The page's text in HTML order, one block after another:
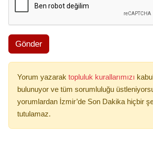
Gönder
Yorum yazarak topluluk kurallarımızı
bulunuyor ve tüm sorumluluğu
yorumlardan İzmir’de Son Dakika hiçbir
tutulamaz.